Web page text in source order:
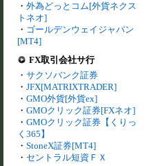
・ 外為どっとコム[外貨ネクス
トネオ]
・ ゴールデンウェイジャパン
[MT4]
FX取引会社サ行
・ サクソバンク証券
・ JFX[MATRIXTRADER]
・ GMO外貨[外貨ex]
・ GMOクリック証券[FXネオ]
・ GMOクリック証券【くりっ
く365】
・ StoneX証券[MT4]
・ セントラル短資ＦＸ